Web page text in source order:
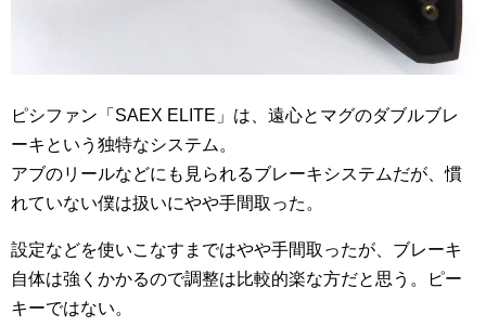
ピシファン「SAEX ELITE」は、遠心とマグのダブルブレ
ーキという独特なシステム。
アブのリールなどにも見られるブレーキシステムだが、慣
れていない僕は扱いにやや手間取った。
設定などを使いこなすまではやや手間取ったが、ブレーキ
自体は強くかかるので調整は比較的楽な方だと思う。ピー
キーではない。